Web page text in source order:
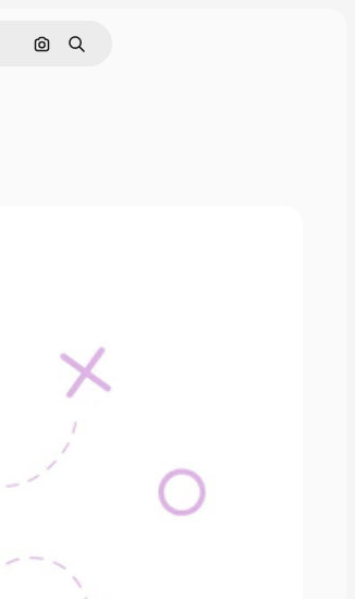
Pesquisar por imagem
Buscar